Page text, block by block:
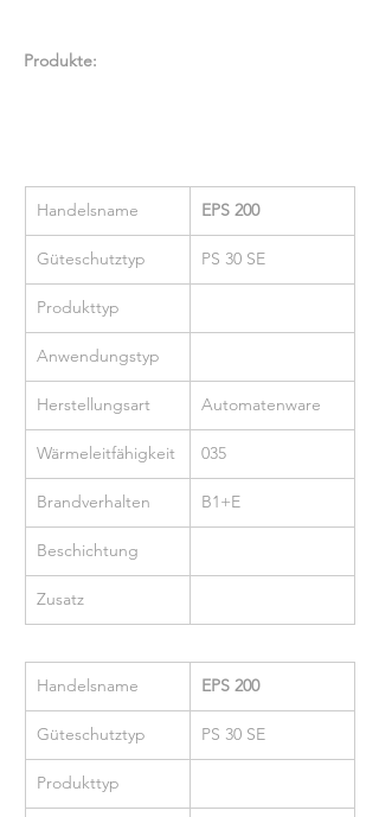
Produkte:
Handelsname EPS 200
Güteschutztyp PS 30 SE
Produkttyp
Anwendungstyp
Herstellungsart Automatenware
Wärmeleitfähigkeit 035
Brandverhalten B1+E
Beschichtung
Zusatz
Handelsname EPS 200
Güteschutztyp PS 30 SE
Produkttyp